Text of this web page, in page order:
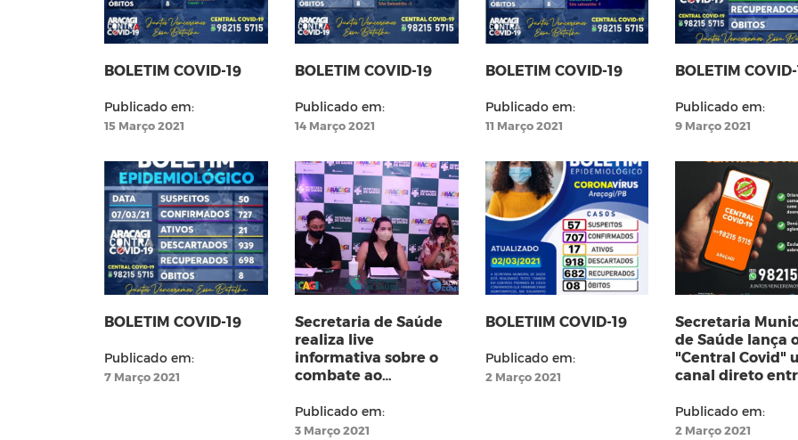
BOLETIM COVID-19
Publicado em:
15 Março 2021
BOLETIM COVID-19
Publicado em:
14 Março 2021
BOLETIM COVID-19
Publicado em:
11 Março 2021
BOLETIM
Publicado em:
9 Março 2021
BOLETIM COVID-19
Publicado em:
7 Março 2021
Secretaria de Saúde
realiza live
informativa sobre o
combate ao
Araçagi
Publicado em:
3 Março 2021
BOLETIIM COVID-19
Publicado em:
2 Março 2021
Secretaria
de Saúde lança
"Central Covid"
canal direto
profissionais de
Publicado em:
2 Março 2021